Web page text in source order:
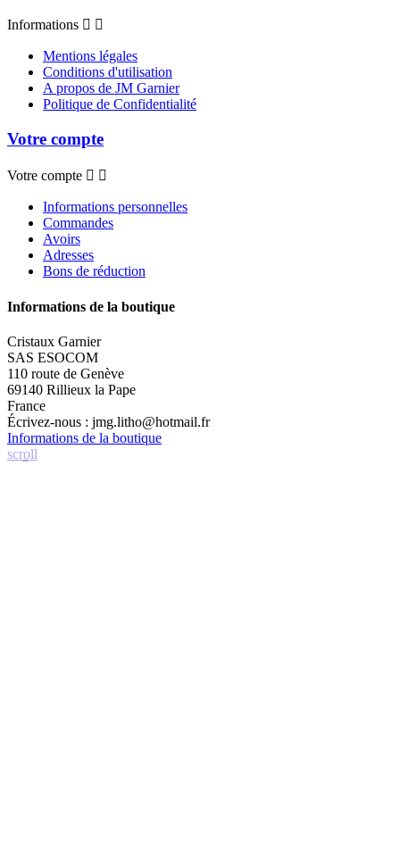
Informations  
Mentions légales
Conditions d'utilisation
A propos de JM Garnier
Politique de Confidentialité
Votre compte
Votre compte  
Informations personnelles
Commandes
Avoirs
Adresses
Bons de réduction
Informations de la boutique
Cristaux Garnier
SAS ESOCOM
110 route de Genève
69140 Rillieux la Pape
France
Écrivez-nous : jmg.litho@hotmail.fr
Informations de la boutique
scroll